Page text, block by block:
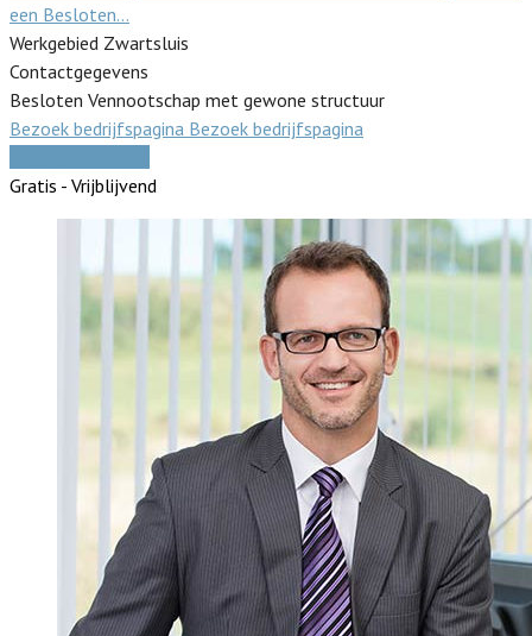
een Besloten…
Werkgebied Zwartsluis
Contactgegevens
Besloten Vennootschap met gewone structuur
Bezoek bedrijfspagina Bezoek bedrijfspagina
Gratis - Vrijblijvend